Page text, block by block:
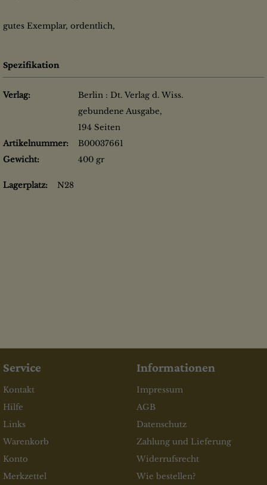
gutes Exemplar, ordentlich,
Spezifikation
Verlag:
Berlin : Dt. Verlag d. Wiss.
gebundene Ausgabe,
194 Seiten
Artikelnummer:
B00037661
Gewicht:
400 gr
Lagerplatz: N28
Service
Kontakt
Hilfe
Links
Warenkorb
Konto
Merkzettel
Informationen
Impressum
AGB
Datenschutz
Zahlung und Lieferung
Widerrufsrecht
Wie bestellen?